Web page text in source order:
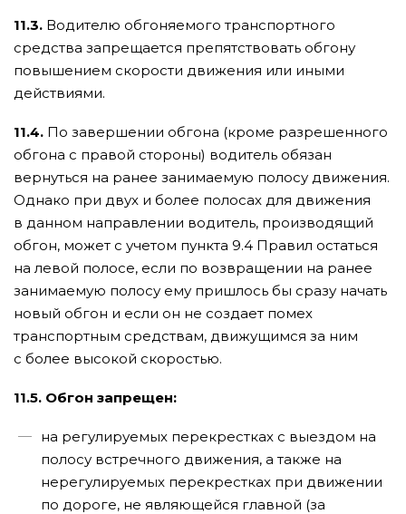
11.3. Водителю обгоняемого транспортного
средства запрещается препятствовать обгону
повышением скорости движения или иными
действиями.
11.4. По завершении обгона (кроме разрешенного
обгона с правой стороны) водитель обязан
вернуться на ранее занимаемую полосу движения.
Однако при двух и более полосах для движения
в данном направлении водитель, производящий
обгон, может с учетом пункта 9.4 Правил остаться
на левой полосе, если по возвращении на ранее
занимаемую полосу ему пришлось бы сразу начать
новый обгон и если он не создает помех
транспортным средствам, движущимся за ним
с более высокой скоростью.
11.5. Обгон запрещен:
на регулируемых перекрестках с выездом на
полосу встречного движения, а также на
нерегулируемых перекрестках при движении
по дороге, не являющейся главной (за